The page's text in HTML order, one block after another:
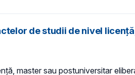
de studii de nivel
master sau postuniversitar